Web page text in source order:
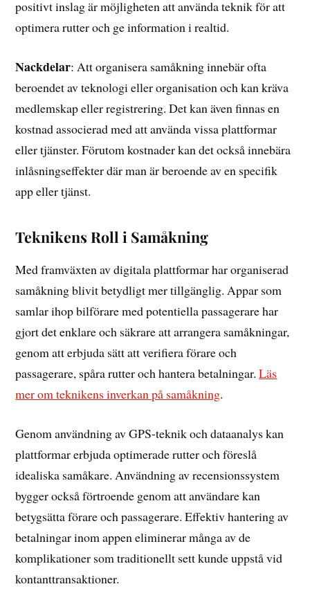
positivt inslag är möjligheten att använda teknik för att
optimera rutter och ge information i realtid.
Nackdelar: Att organisera samåkning innebär ofta
beroendet av teknologi eller organisation och kan kräva
medlemskap eller registrering. Det kan även finnas en
kostnad associerad med att använda vissa plattformar
eller tjänster. Förutom kostnader kan det också innebära
inlåsningseffekter där man är beroende av en specifik
app eller tjänst.
Teknikens Roll i Samåkning
Med framväxten av digitala plattformar har organiserad
samåkning blivit betydligt mer tillgänglig. Appar som
samlar ihop bilförare med potentiella passagerare har
gjort det enklare och säkrare att arrangera samåkningar,
genom att erbjuda sätt att verifiera förare och
passagerare, spåra rutter och hantera betalningar.Läs
mer om teknikens inverkan på samåkning.
Genom användning av GPS-teknik och dataanalys kan
plattformar erbjuda optimerade rutter och föreslå
idealiska samåkare. Användning av recensionssystem
bygger också förtroende genom att användare kan
betygsätta förare och passagerare. Effektiv hantering av
betalningar inom appen eliminerar många av de
komplikationer som traditionellt sett kunde uppstå vid
kontanttransaktioner.